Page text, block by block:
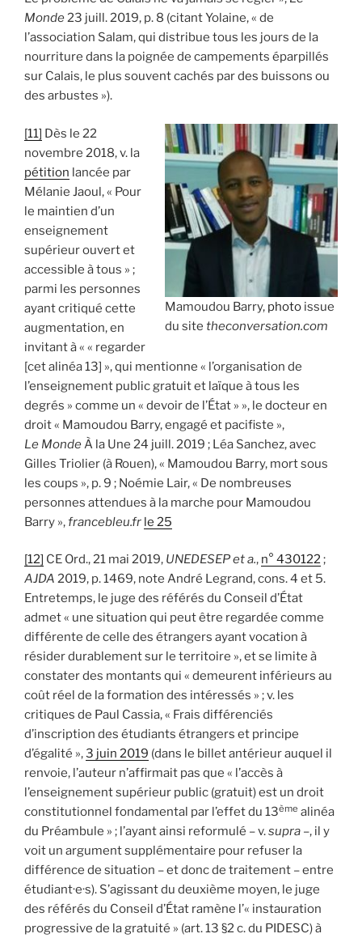
Monde23 juill. 2019, p. 8 (citant Yolaine, « de
l’association Salam, qui distribue tous les jours de la
nourriture dans la poignée de campements éparpillés
sur Calais, le plus souvent cachés par des buissons ou
des arbustes »).
Mamoudou Barry, photo issue
du site theconversation.com
[11] Dès le 22
novembre 2018, v. la
pétition lancée par
Mélanie Jaoul, « Pour
le maintien d’un
enseignement
supérieur ouvert et
accessible à tous » ;
parmi les personnes
ayant critiqué cette
augmentation, en
invitant à « « regarder
[cet alinéa 13] », qui mentionne « l’organisation de
l’enseignement public gratuit et laïque à tous les
degrés » comme un « devoir de l’État » », le docteur en
droit « Mamoudou Barry, engagé et pacifiste »,
Le MondeÀ la Une 24 juill. 2019 ; Léa Sanchez, avec
Gilles Triolier (à Rouen), « Mamoudou Barry, mort sous
les coups », p. 9 ; Noémie Lair, « De nombreuses
personnes attendues à la marche pour Mamoudou
Barry »,francebleu.fr le 25
[12] CE Ord., 21 mai 2019, UNEDESEP et a., n° 430122;
AJDA 2019, p. 1469, note André Legrand, cons. 4 et 5.
Entretemps, le juge des référés du Conseil d’État
admet « une situation qui peut être regardée comme
différente de celle des étrangers ayant vocation à
résider durablement sur le territoire », et se limite à
constater des montants qui « demeurent inférieurs au
coût réel de la formation des intéressés » ; v. les
critiques de Paul Cassia, « Frais différenciés
d’inscription des étudiants étrangers et principe
d’égalité »,3 juin 2019 (dans le billet antérieur auquel il
renvoie, l’auteur n’affirmait pas que « l’accès à
l’enseignement supérieur public (gratuit) est un droit
constitutionnel fondamental par l’effet du 13ème alinéa
du Préambule » ; l’ayant ainsi reformulé – v.supra –, il y
voit un argument supplémentaire pour refuser la
différence de situation – et donc de traitement – entre
étudiant·e·s). S’agissant du deuxième moyen, le juge
des référés du Conseil d’État ramène l’« instauration
progressive de la gratuité » (art. 13 §2 c. du PIDESC) à